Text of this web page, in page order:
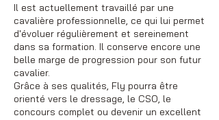
Il est actuellement travaillé par une
cavalière professionnelle, ce qui lui permet
d'évoluer régulièrement et sereinement
dans sa formation. Il conserve encore une
belle marge de progression pour son futur
cavalier.
Grâce à ses qualités, Fly pourra être
orienté vers le dressage, le CSO, le
concours complet ou devenir un excellent